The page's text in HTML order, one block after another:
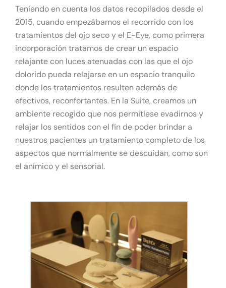
Teniendo en cuenta los datos recopilados desde el
2015, cuando empezábamos el recorrido con los
tratamientos del ojo seco y el E-Eye, como primera
incorporación tratamos de crear un espacio
relajante con luces atenuadas con las que el ojo
dolorido pueda relajarse en un espacio tranquilo
donde los tratamientos resulten además de
efectivos, reconfortantes. En la Suite, creamos un
ambiente recogido que nos permitiese evadirnos y
relajar los sentidos con el fin de poder brindar a
nuestros pacientes un tratamiento completo de los
aspectos que normalmente se descuidan, como son
el anímico y el sensorial.